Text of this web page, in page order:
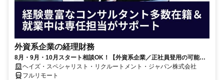
外資系企業の経理財務
8月・9月・10月スタート相談OK！【外資系企業／正社員登用の可能性
大／700万～800万／リモート勤務OK】経理財務
ヘイズ・スペシャリスト・リクルートメント・ジャパン株式会社
フルリモート